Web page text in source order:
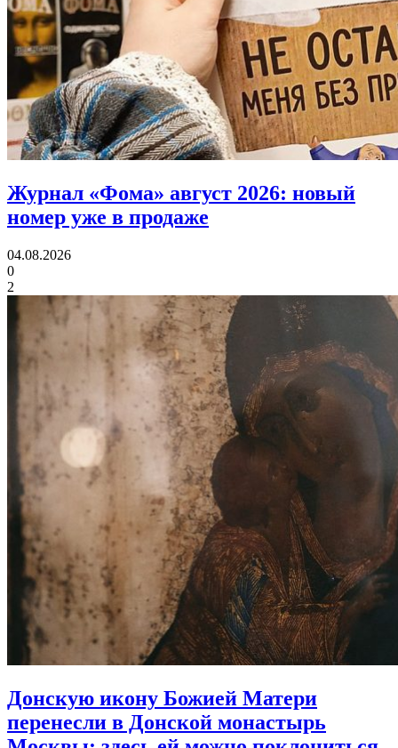
Журнал «Фома» август 2026: новый
номер уже в продаже
04.08.2026
0
2
Донскую икону Божией Матери
перенесли в Донской монастырь